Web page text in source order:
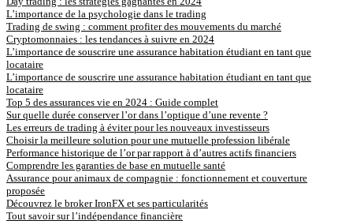
L’importance de la psychologie dans le trading
Trading de swing : comment profiter des mouvements du marché
Cryptomonnaies : les tendances à suivre en 2024
L’importance de souscrire une assurance habitation étudiant en tant que
locataire
L’importance de souscrire une assurance habitation étudiant en tant que
locataire
Top 5 des assurances vie en 2024 : Guide complet
Sur quelle durée conserver l’or dans l’optique d’une revente ?
Les erreurs de trading à éviter pour les nouveaux investisseurs
Choisir la meilleure solution pour une mutuelle profession libérale
Performance historique de l’or par rapport à d’autres actifs financiers
Comprendre les garanties de base en mutuelle santé
Assurance pour animaux de compagnie : fonctionnement et couverture
proposée
Découvrez le broker IronFX et ses particularités
Tout savoir sur l’indépendance financière